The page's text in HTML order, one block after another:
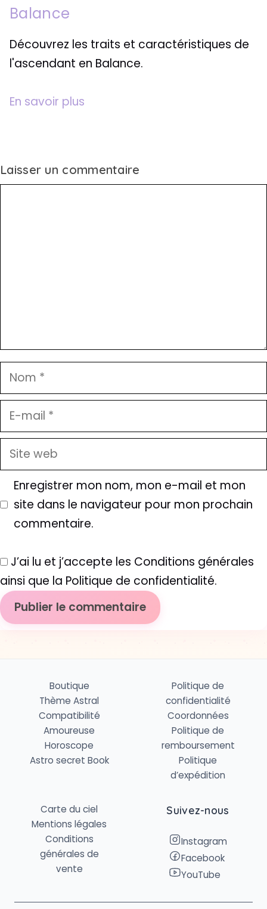
Balance
Découvrez les traits et caractéristiques de
l'ascendant en Balance.
En savoir plus
Laisser un commentaire
Nom
E-
mail
Site
web
Enregistrer mon nom, mon e-mail et mon
site dans le navigateur pour mon prochain
commentaire.
J’ai lu et j’accepte les Conditions générales
ainsi que la Politique de confidentialité.
Boutique
Thème Astral
Compatibilité
Amoureuse
Horoscope
Astro secret Book
Politique de
confidentialité
Coordonnées
Politique de
remboursement
Politique
d’expédition
Carte du ciel
Mentions légales
Conditions
générales de
vente
Suivez-nous
Instagram
Facebook
YouTube